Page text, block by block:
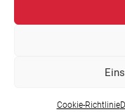
Cookie-Richtlinie
Samstag